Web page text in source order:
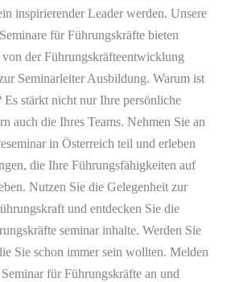
inspirierender Leader werden. Unsere
für Führungskräfte bieten
von der Führungskräfteentwicklung
Seminarleiter Ausbildung. Warum ist
stärkt nicht nur Ihre persönliche
auch die Ihres Teams. Nehmen Sie an
in Österreich teil und erleben
die Ihre Führungsfähigkeiten auf
Nutzen Sie die Gelegenheit zur
und entdecken Sie die
seminar inhalte. Werden Sie
Sie schon immer sein wollten. Melden
für Führungskräfte an und